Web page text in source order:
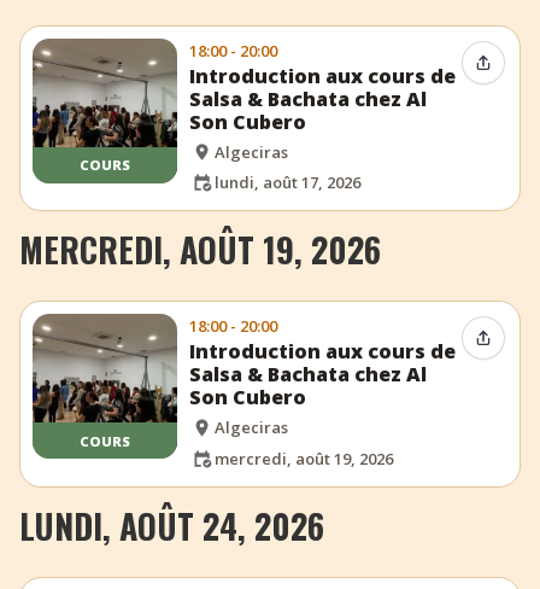
COURS
18:00 - 20:00
Introduction aux cours de
Salsa & Bachata chez Al
Son Cubero
Algeciras
lundi, août 17, 2026
MERCREDI, AOÛT 19, 2026
COURS
18:00 - 20:00
Introduction aux cours de
Salsa & Bachata chez Al
Son Cubero
Algeciras
mercredi, août 19, 2026
LUNDI, AOÛT 24, 2026